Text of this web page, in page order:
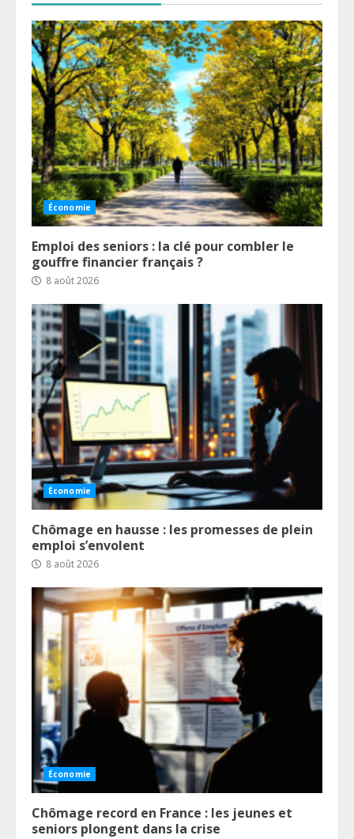
Économie
Emploi des seniors : la clé pour combler le
gouffre financier français ?
8 août 2026
Économie
Chômage en hausse : les promesses de plein
emploi s’envolent
8 août 2026
Économie
Chômage record en France : les jeunes et
seniors plongent dans la crise